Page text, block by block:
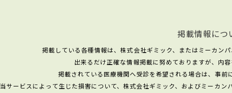
掲載情報につ
掲載している各種情報は、株式会社ギミック、またはミーカン
出来るだけ正確な情報掲載に努めておりますが、内
掲載されている医療機関へ受診を希望される場合は、事前
当サービスによって生じた損害について、株式会社ギミック、およびミーカン